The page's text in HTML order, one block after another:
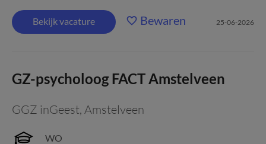
Bekijk vacature Bewaren 25-06-2026
GZ-psycholoog FACT Amstelveen
GGZ inGeest, Amstelveen
WO